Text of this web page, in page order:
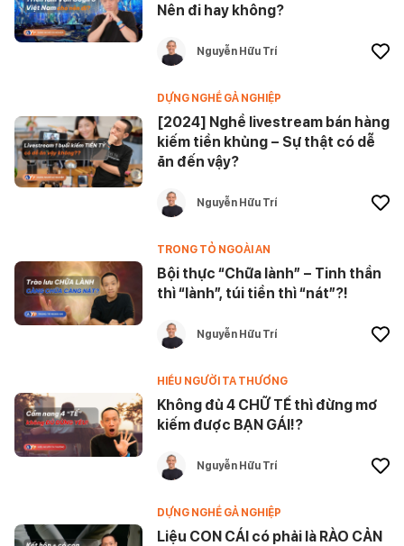
Nên đi hay không?
Nguyễn Hữu Trí
DỰNG NGHỀ GẢ NGHIỆP
[2024] Nghề livestream bán hàng
kiếm tiền khủng – Sự thật có dễ
ăn đến vậy?
Nguyễn Hữu Trí
TRONG TỎ NGOÀI AN
Bội thực “Chữa lành” – Tinh thần
thì “lành”, túi tiền thì “nát”?!
Nguyễn Hữu Trí
HIỂU NGƯỜI TA THƯƠNG
Không đủ 4 CHỮ TẾ thì đừng mơ
kiếm được BẠN GÁI!?
Nguyễn Hữu Trí
DỰNG NGHỀ GẢ NGHIỆP
Liệu CON CÁI có phải là RÀO CẢN